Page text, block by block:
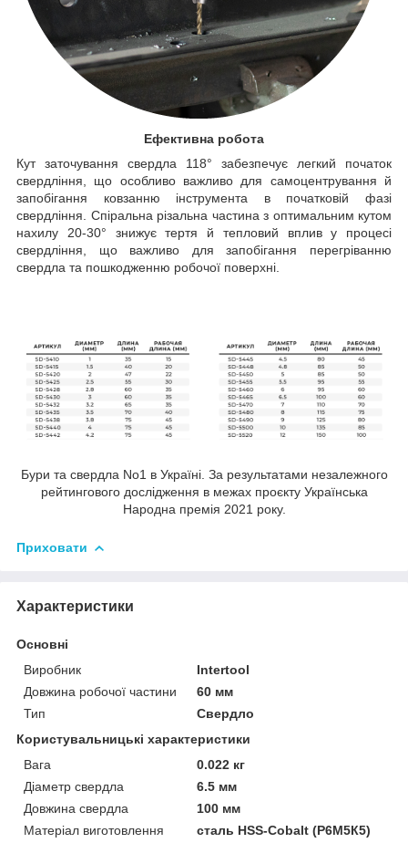
Ефективна робота
Кут заточування свердла 118° забезпечує легкий початок
свердління, що особливо важливо для самоцентрування й
запобігання ковзанню інструмента в початковій фазі
свердління. Спіральна різальна частина з оптимальним кутом
нахилу 20-30° знижує тертя й тепловий вплив у процесі
свердління, що важливо для запобігання перегріванню
свердла та пошкодженню робочої поверхні.
Бури та свердла No1 в Україні. За результатами незалежного
рейтингового дослідження в межах проєкту Українська
Народна премія 2021 року.
Приховати
Характеристики
Основні
Виробник
Intertool
Довжина робочої частини
60 мм
Тип
Свердло
Користувальницькі характеристики
Вага
0.022 кг
Діаметр свердла
6.5 мм
Довжина свердла
100 мм
Матеріал виготовлення
сталь HSS-Cobalt (Р6М5К5)